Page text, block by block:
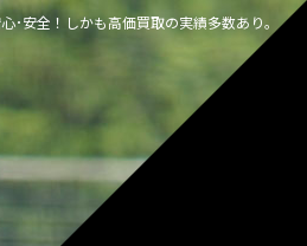
･安全！しかも高価買取の実績多数あり｡